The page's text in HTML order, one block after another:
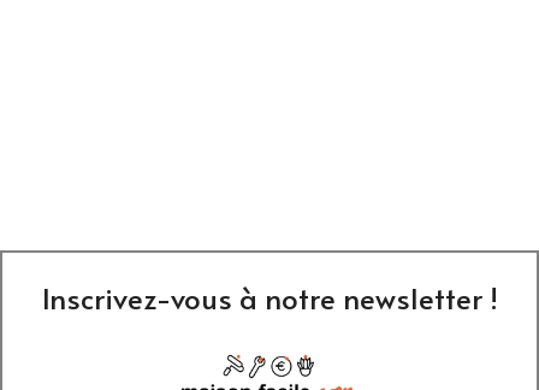
Inscrivez-vous à notre newsletter !